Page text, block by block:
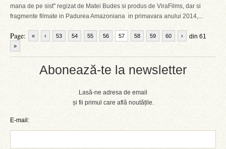
Abonează-te la newsletter
Lasă-ne adresa de email
și fii primul care află noutățile.
E-mail:
mana de pe sist" regizat de Matei Budes si produs de ViraFilms, dar si
fragmente filmate in Padurea Amazoniana in primavara anului 2014,...
Page: « ‹ 53 54 55 56 57 58 59 60 din 61
›
»